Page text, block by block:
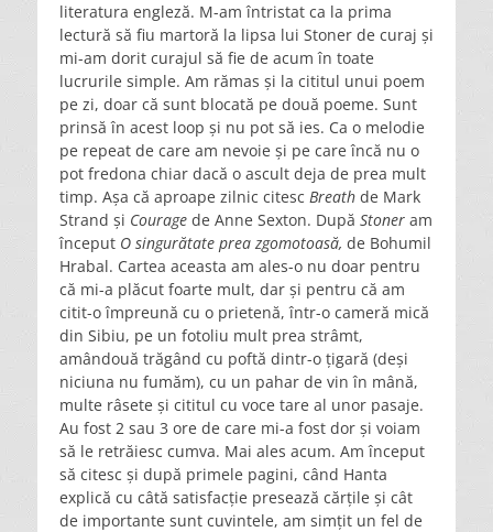
literatura engleză. M-am întristat ca la prima
lectură să fiu martoră la lipsa lui Stoner de curaj și
mi-am dorit curajul să fie de acum în toate
lucrurile simple. Am rămas și la cititul unui poem
pe zi, doar că sunt blocată pe două poeme. Sunt
prinsă în acest loop și nu pot să ies. Ca o melodie
pe repeat de care am nevoie și pe care încă nu o
pot fredona chiar dacă o ascult deja de prea mult
timp. Așa că aproape zilnic citesc Breath de Mark
Strand și Courage de Anne Sexton. După Stoner am
început O singurătate prea zgomotoasă, de Bohumil
Hrabal. Cartea aceasta am ales-o nu doar pentru
că mi-a plăcut foarte mult, dar și pentru că am
citit-o împreună cu o prietenă, într-o cameră mică
din Sibiu, pe un fotoliu mult prea strâmt,
amândouă trăgând cu poftă dintr-o țigară (deși
niciuna nu fumăm), cu un pahar de vin în mână,
multe râsete și cititul cu voce tare al unor pasaje.
Au fost 2 sau 3 ore de care mi-a fost dor și voiam
să le retrăiesc cumva. Mai ales acum. Am început
să citesc și după primele pagini, când Hanta
explică cu câtă satisfacție presează cărțile și cât
de importante sunt cuvintele, am simțit un fel de